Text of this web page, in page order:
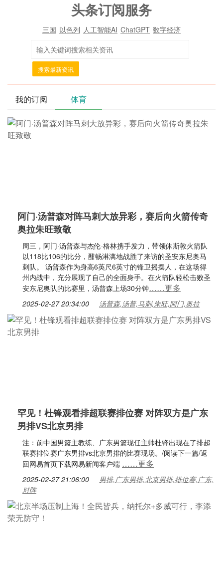
头条订阅服务
三国 以色列 人工智能AI ChatGPT 数字经济
搜索最新资讯
我的订阅 体育
阿门·汤普森对阵马刺大放异彩，赛后向火箭传奇
奥拉朱旺致敬
周三，阿门·汤普森与杰伦·格林携手发力，带领休斯敦火箭队
以118比106的比分，酣畅淋漓地战胜了来访的圣安东尼奥马
刺队。 汤普森作为身高6英尺6英寸的锋卫摇摆人，在这场得
州内战中，充分展现了自己的全面身手。在火箭队轻松击败圣
安东尼奥队的比赛里，汤普森上场30分钟……更多
2025-02-27 20:34:00 汤普森,汤普,马刺,朱旺,阿门,奥拉
罕见！杜锋观看排超联赛排位赛 对阵双方是广东
男排VS北京男排
注：前中国男篮主教练、广东男篮现任主帅杜锋出现在了排超
联赛排位赛广东男排vs北京男排的比赛现场。/阅读下一篇/返
回网易首页下载网易新闻客户端 ……更多
2025-02-27 21:06:00
男排,广东男排,北京男排,排位赛,广东,
对阵